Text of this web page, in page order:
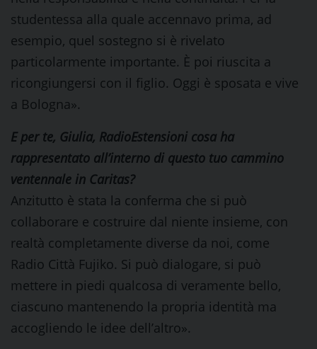
studentessa alla quale accennavo prima, ad
esempio, quel sostegno si è rivelato
particolarmente importante. È poi riuscita a
ricongiungersi con il figlio. Oggi è sposata e vive
a Bologna».
E per te, Giulia, RadioEstensioni cosa ha
rappresentato all’interno di questo tuo cammino
ventennale in Caritas?
Anzitutto è stata la conferma che si può
collaborare e costruire dal niente insieme, con
realtà completamente diverse da noi, come
Radio Città Fujiko. Si può dialogare, si può
mettere in piedi qualcosa di veramente bello,
ciascuno mantenendo la propria identità ma
accogliendo le idee dell’altro».